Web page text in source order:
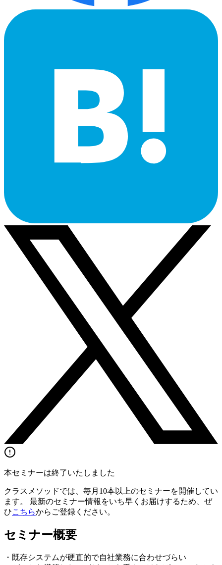
本セミナーは終了いたしました
クラスメソッドでは、毎月10本以上のセミナーを開催してい
ます。 最新のセミナー情報をいち早くお届けするため、ぜ
ひこちらからご登録ください。
セミナー概要
・既存システムが硬直的で自社業務に合わせづらい